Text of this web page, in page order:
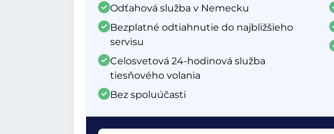
Odťahová služba v Nemecku
Bezplatné odtiahnutie do najbližšieho
servisu
Celosvetová 24-hodinová služba
tiesňového volania
Bez spoluúčasti